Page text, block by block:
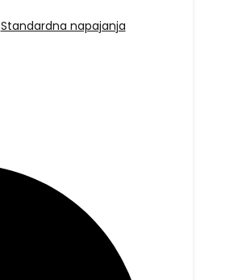
Standardna napajanja